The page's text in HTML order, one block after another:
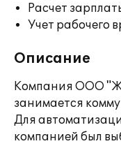
Расчет
Учет рабочего
Описание
Компания ООО
занимается
Для
компанией был